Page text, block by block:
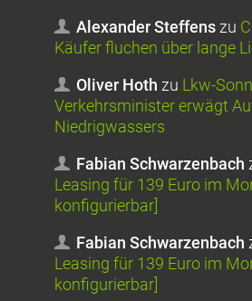
Alexander Steffens zu
Käufer fluchen über lange
Oliver Hoth zu Lkw-
Verkehrsminister erwägt
Niedrigwassers
Fabian Schwarzenbach
Leasing für 139 Euro im
konfigurierbar]
Fabian Schwarzenbach
Leasing für 139 Euro im
konfigurierbar]